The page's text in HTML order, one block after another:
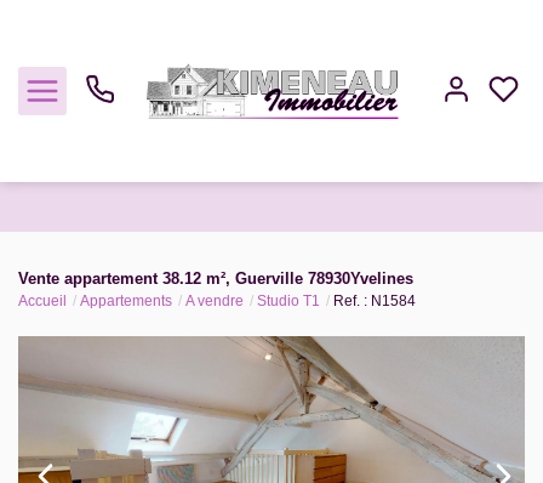
Estimer
Gestion
Vente appartement 38.12 m², Guerville 78930Yvelines
Accueil Appartements A vendre Studio T1 Ref. : N1584